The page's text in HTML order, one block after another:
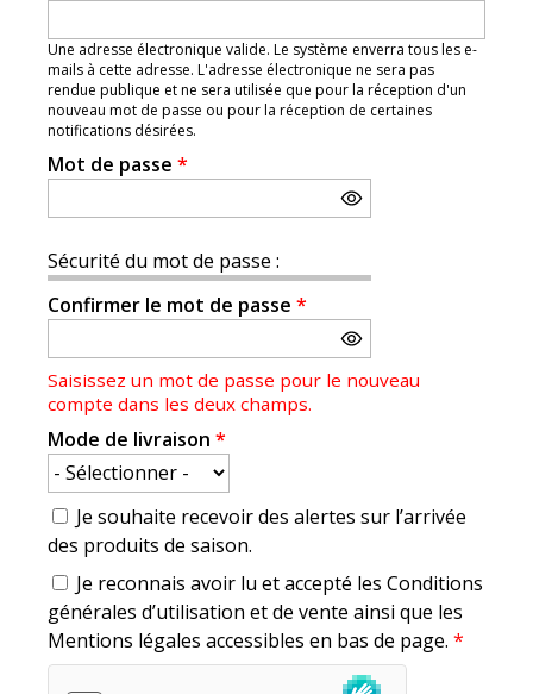
Une adresse électronique valide. Le système enverra tous les e-
mails à cette adresse. L'adresse électronique ne sera pas
rendue publique et ne sera utilisée que pour la réception d'un
nouveau mot de passe ou pour la réception de certaines
notifications désirées.
Mot de passe *
Sécurité du mot de passe :
Confirmer le mot de passe *
Saisissez un mot de passe pour le nouveau
compte dans les deux champs.
Mode de livraison *
Je souhaite recevoir des alertes sur l’arrivée
des produits de saison.
Je reconnais avoir lu et accepté les Conditions
générales d’utilisation et de vente ainsi que les
Mentions légales accessibles en bas de page. *